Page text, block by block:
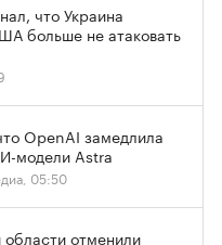
что Украина
больше не атаковать
OpenAI замедлила
модели Astra
05:50
отменили